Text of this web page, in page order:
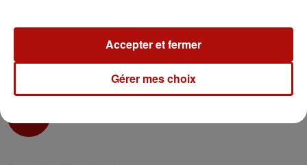
Gérer mes choix
Accepter et fermer